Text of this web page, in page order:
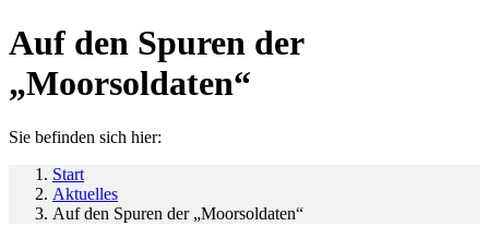
Auf den Spuren der
„Moorsoldaten“
Sie befinden sich hier:
Start
Aktuelles
Auf den Spuren der „Moorsoldaten“